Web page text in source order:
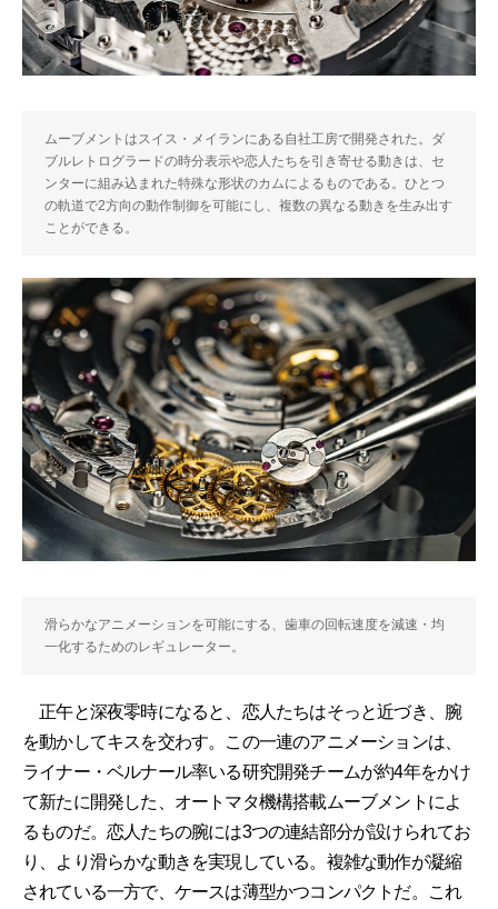
ムーブメントはスイス・メイランにある自社工房で開発された。ダ
ブルレトログラードの時分表示や恋人たちを引き寄せる動きは、セ
ンターに組み込まれた特殊な形状のカムによるものである。ひとつ
の軌道で2方向の動作制御を可能にし、複数の異なる動きを生み出す
ことができる。
滑らかなアニメーションを可能にする、歯車の回転速度を減速・均
一化するためのレギュレーター。
正午と深夜零時になると、恋人たちはそっと近づき、腕
を動かしてキスを交わす。この一連のアニメーションは、
ライナー・ベルナール率いる研究開発チームが約4年をかけ
て新たに開発した、オートマタ機構搭載ムーブメントによ
るものだ。恋人たちの腕には3つの連結部分が設けられてお
り、より滑らかな動きを実現している。複雑な動作が凝縮
されている一方で、ケースは薄型かつコンパクトだ。これ